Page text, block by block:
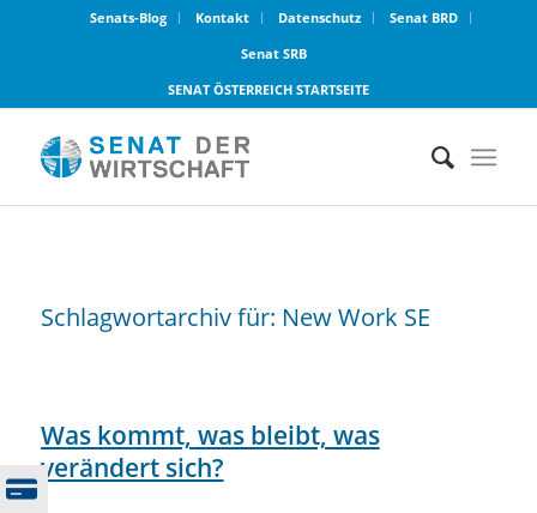
Senats-Blog Kontakt Datenschutz
Senat BRD
Senat SRB
SENAT ÖSTERREICH STARTSEITE
Schlagwortarchiv für: New Work SE
Was kommt, was bleibt, was
verändert sich?